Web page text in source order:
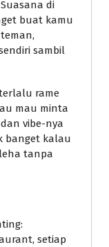
di
buat kamu
sambil
rame
mau minta
vibe-nya
banget kalau
tanpa
setiap